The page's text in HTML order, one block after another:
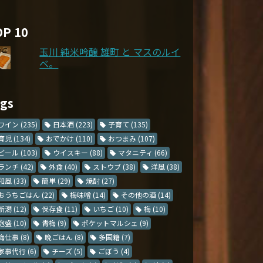
10
玉川 純米吟醸 雄町 と マスのルイ
ベ。
イン (235) 日本酒 (223) 子育て (135)
児 (134) おでかけ (110) おつまみ (107)
ール (103) ウイスキー (88) マタニティ (66)
ンチ (42) 外食 (40) ストウブ (38) 洋風 (38)
風 (33) 簡単 (29) 焼酎 (27)
うちごはん (22) 梅味噌 (14) その他の酒 (14)
潟 (12) 保存食 (11) いちご (10) 梅 (10)
盛 (10) 青梅 (9) ポケットマルシェ (9)
仕事 (8) 晩ごはん (8) 多国籍 (7)
事代行 (6) チーズ (5) ごぼう (4)